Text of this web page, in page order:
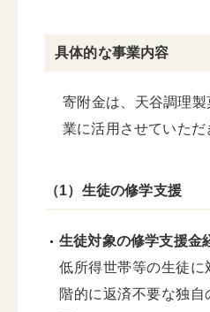
具体的な事業内容
寄附金は、天谷調理
業に活用させていただ
（1）生徒の修学支援
生徒対象の修学支援金
低所得世帯等の生徒
階的に返済不要な独